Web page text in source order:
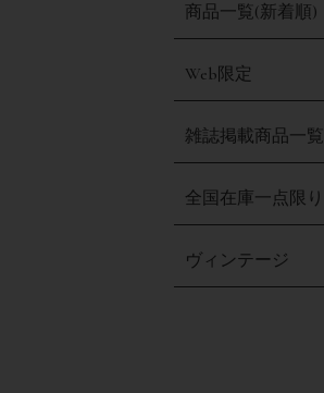
商品一覧(新着順)
Web限定
雑誌掲載商品一覧
全国在庫一点限り
ヴィンテージ